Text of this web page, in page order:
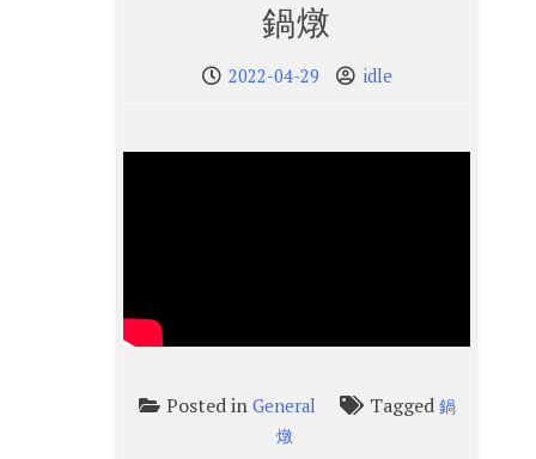
鍋燉
2022-04-29 idle
Posted in General Tagged 鍋
燉